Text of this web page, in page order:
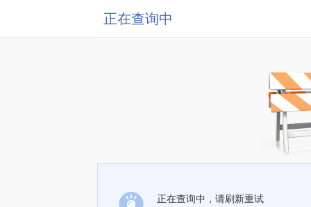
正在查询中
正在查询中，请刷新重试